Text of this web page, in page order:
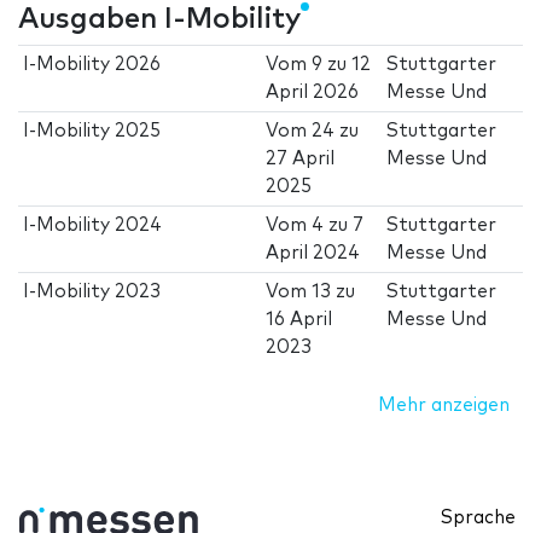
Ausgaben I-Mobility
I-Mobility 2026 Vom9 zu12
April 2026
Stuttgarter
Messe Und
I-Mobility 2025 Vom 24 zu
27 April
2025
Stuttgarter
Messe Und
I-Mobility 2024 Vom 4 zu 7
April 2024
Stuttgarter
Messe Und
I-Mobility 2023 Vom13 zu
16 April
2023
Stuttgarter
Messe Und
Mehr anzeigen
Sprache